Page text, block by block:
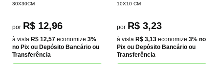
30X30CM
por R$ 12,96
à vista R$ 12,57 economize 3%
no Pix ou Depósito Bancário ou
Transferência
10X10 CM
por R$ 3,23
à vista R$ 3,13 economize 3% no
Pix ou Depósito Bancário ou
Transferência